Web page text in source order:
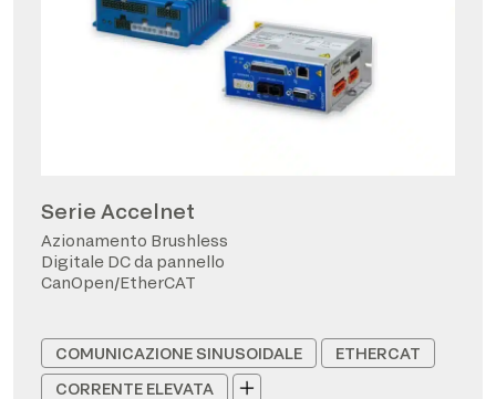
Serie Accelnet
Azionamento Brushless
Digitale DC da pannello
CanOpen/EtherCAT
COMUNICAZIONE SINUSOIDALE
ETHERCAT
CORRENTE ELEVATA